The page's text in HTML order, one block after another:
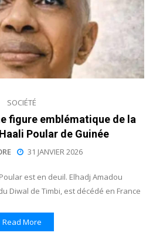
SOCIÉTÉ
figure emblématique de la
Poular de Guinée
31 JANVIER 2026
est en deuil. Elhadj Amadou
Diwal de Timbi, est décédé en France
Read More